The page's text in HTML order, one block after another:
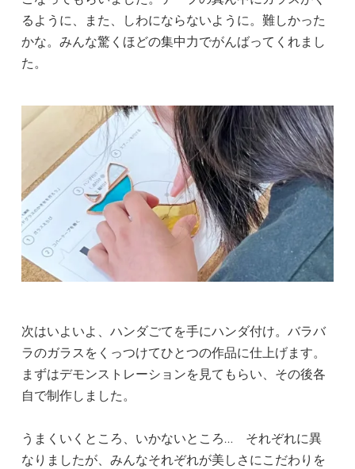
るように、また、しわにならないように。難しかった
かな。みんな驚くほどの集中力でがんばってくれまし
た。
次はいよいよ、ハンダごてを手にハンダ付け。バラバ
ラのガラスをくっつけてひとつの作品に仕上げます。
まずはデモンストレーションを見てもらい、その後各
自で制作しました。
うまくいくところ、いかないところ… それぞれに異
なりましたが、みんなそれぞれが美しさにこだわりを